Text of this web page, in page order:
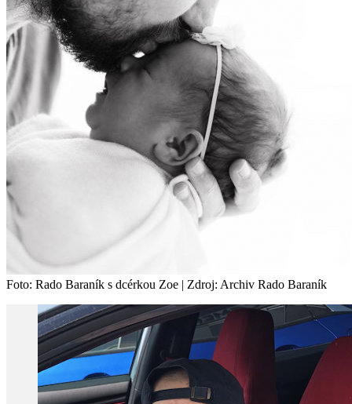
Foto: Rado Baraník s dcérkou Zoe | Zdroj: Archiv Rado Baraník